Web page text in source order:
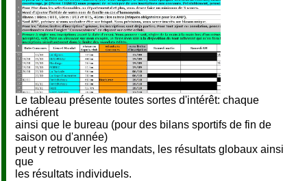
Le tableau présente toutes sortes d'intérêt: chaque
adhérent
ainsi que le bureau (pour des bilans sportifs de fin de
saison ou d'année)
peut y retrouver les mandats, les résultats globaux ainsi
que
les résultats individuels.